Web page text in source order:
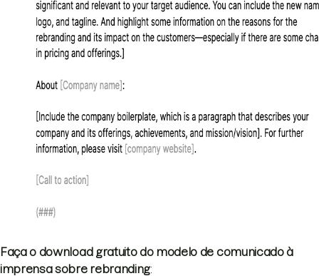
Faça o download gratuito do modelo de comunicado à
imprensa sobre rebranding: